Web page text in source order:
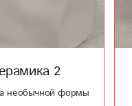
2
необычной формы